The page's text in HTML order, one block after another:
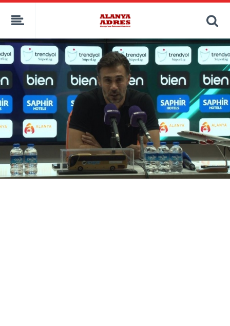
kaçak bahis
deneme bonusu
canlı bahis siteleri
deneme bonusu veren siteler
bahis siteleri
porno izle